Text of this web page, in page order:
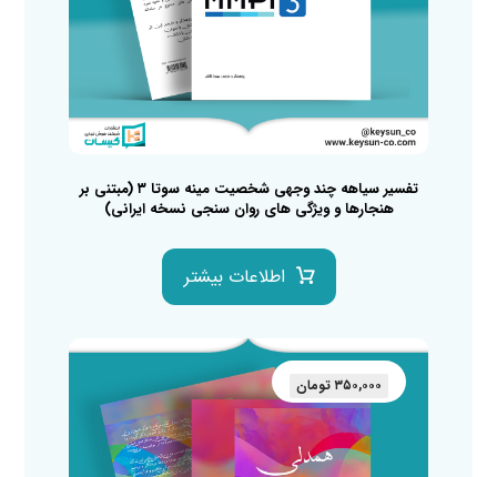
تفسیر سیاهه چند وجهی شخصیت مینه سوتا ۳ (مبتنی بر
هنجارها و ویژگی های روان سنجی نسخه ایرانی)
اطلاعات بیشتر
۳۵۰,۰۰۰ تومان